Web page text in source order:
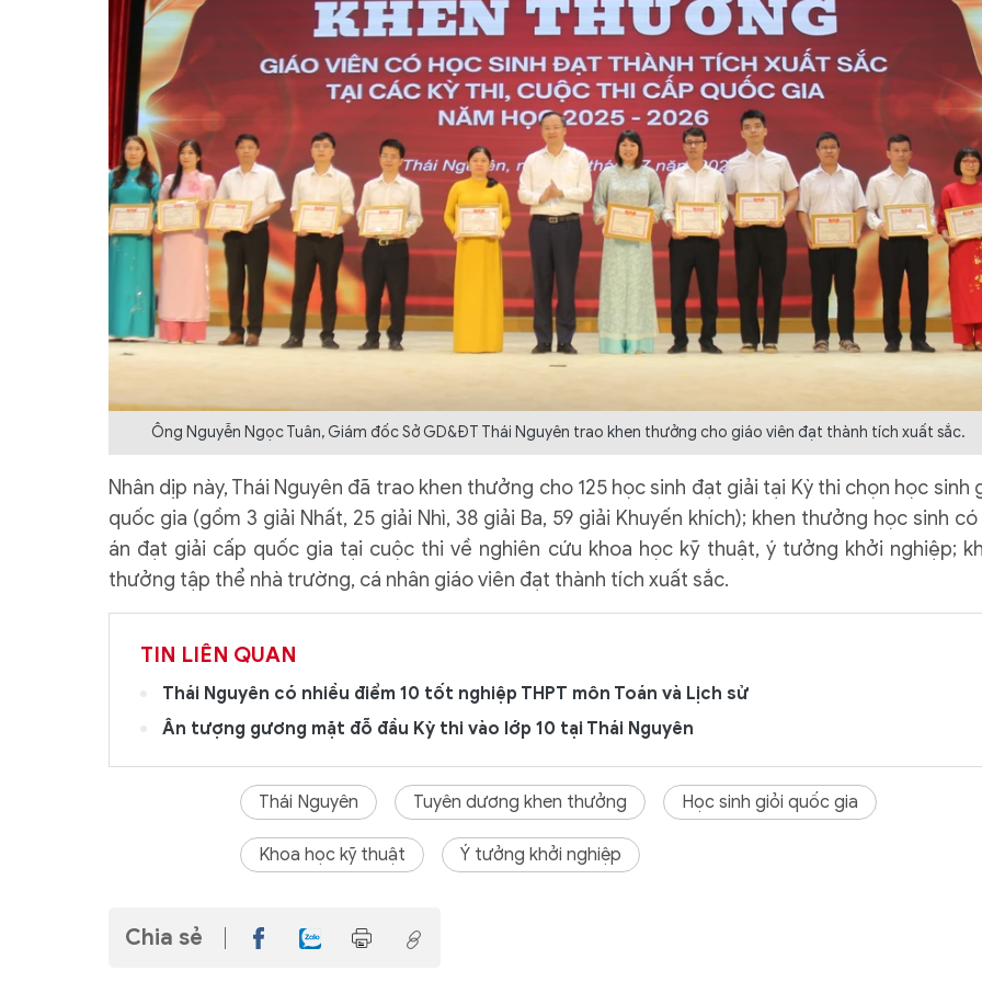
Ông Nguyễn Ngọc Tuân, Giám đốc Sở GD&ĐT Thái Nguyên trao khen thưởng cho giáo viên đạt thành tích xuất sắc.
Nhân dịp này, Thái Nguyên đã trao khen thưởng cho 125 học sinh đạt giải tại Kỳ thi chọn học sinh
quốc gia (gồm 3 giải Nhất, 25 giải Nhì, 38 giải Ba, 59 giải Khuyến khích); khen thưởng học sinh
án đạt giải cấp quốc gia tại cuộc thi về nghiên cứu khoa học kỹ thuật, ý tưởng khởi nghiệp;
thưởng tập thể nhà trường, cá nhân giáo viên đạt thành tích xuất sắc.
TIN LIÊN QUAN
Thái Nguyên có nhiều điểm 10 tốt nghiệp THPT môn Toán và Lịch sử
Ấn tượng gương mặt đỗ đầu Kỳ thi vào lớp 10 tại Thái Nguyên
Thái Nguyên Tuyên dương khen thưởng Học sinh giỏi quốc gia
Khoa học kỹ thuật Ý tưởng khởi nghiệp
Chia sẻ